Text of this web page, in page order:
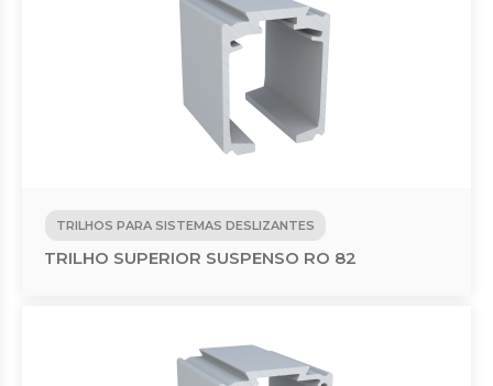
TRILHOS PARA SISTEMAS DESLIZANTES
TRILHO SUPERIOR SUSPENSO RO 82